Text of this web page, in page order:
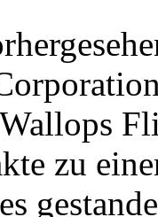
zu